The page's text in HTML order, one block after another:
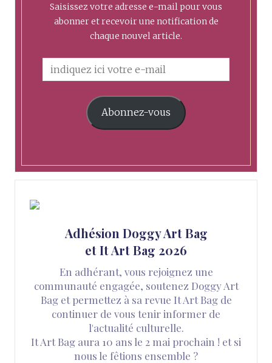
Saisissez votre adresse e-mail pour vous
abonner et recevoir une notification de
chaque nouvel article.
Abonnez-vous
Adhésion Doggy Art Bag
et It Art Bag 2026
En adhérant, vous rejoignez une
communauté engagée, soutenez Doggy Art
Bag et permettez à sa revue It Art Bag de
continuer de vous tenir informer de
l'actualité culturelle.
It Art Bag aura 10 ans le 2 mai prochain ! et si
nous le fêtions ensemble ?